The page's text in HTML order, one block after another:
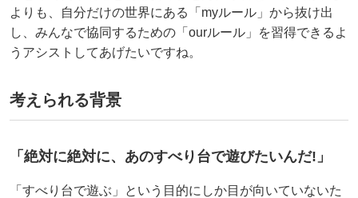
よりも、自分だけの世界にある「myルール」から抜け出
し、みんなで協同するための「ourルール」を習得できるよ
うアシストしてあげたいですね。
考えられる背景
「絶対に絶対に、あのすべり台で遊びたいんだ!」
「すべり台で遊ぶ」という目的にしか目が向いていないた